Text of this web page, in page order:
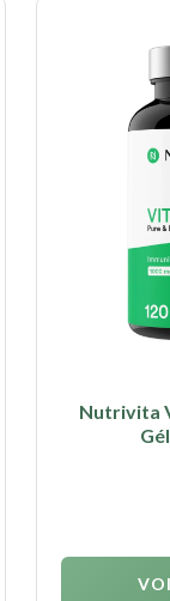
Nutrivita